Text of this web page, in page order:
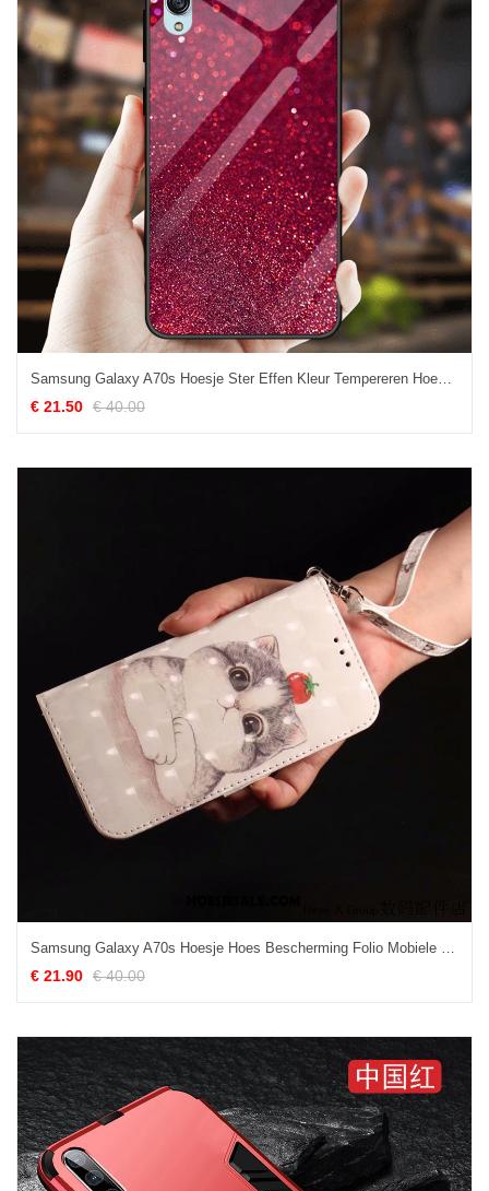
Samsung Galaxy A70s Hoesje Ster Effen Kleur Tempereren Hoes Eenvoudige Online
€ 21.50 € 40.00
Samsung Galaxy A70s Hoesje Hoes Bescherming Folio Mobiele Telefoon Ster Goedkoop
€ 21.90 € 40.00